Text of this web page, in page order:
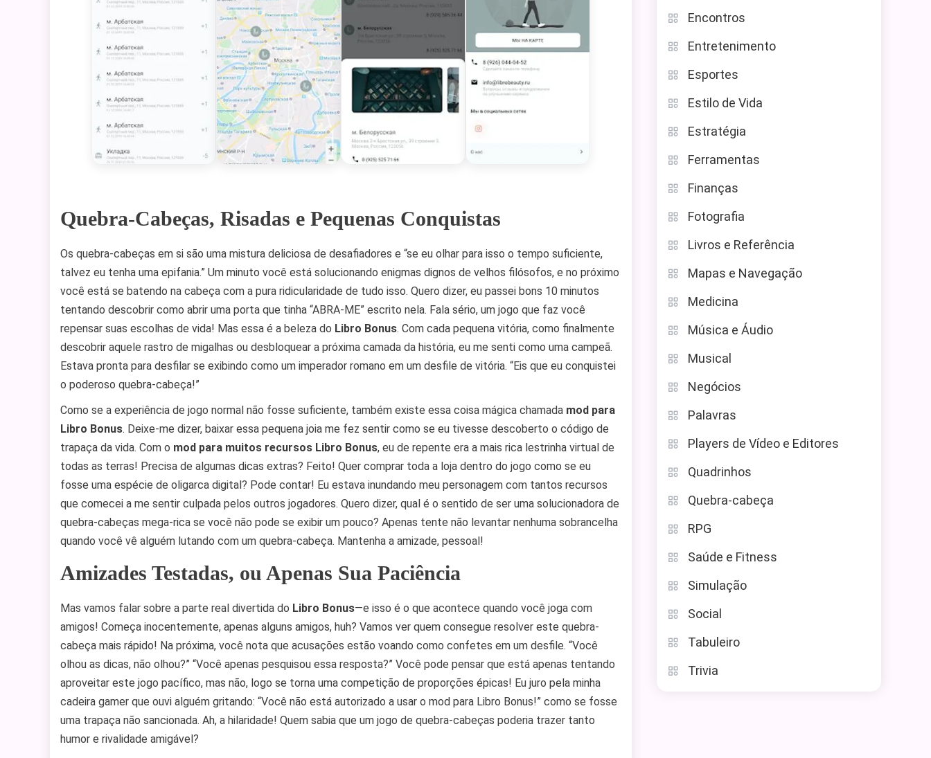
Quebra-Cabeças, Risadas e Pequenas Conquistas
Os quebra-cabeças em si são uma mistura deliciosa de desafiadores e “se eu olhar para isso o tempo suficiente,
talvez eu tenha uma epifania.” Um minuto você está solucionando enigmas dignos de velhos filósofos, e no próximo
você está se batendo na cabeça com a pura ridicularidade de tudo isso. Quero dizer, eu passei bons 10 minutos
tentando descobrir como abrir uma porta que tinha “ABRA-ME” escrito nela. Fala sério, um jogo que faz você
repensar suas escolhas de vida! Mas essa é a beleza do Libro Bonus. Com cada pequena vitória, como finalmente
descobrir aquele rastro de migalhas ou desbloquear a próxima camada da história, eu me senti como uma campeã.
Estava pronta para desfilar se exibindo como um imperador romano em um desfile de vitória. “Eis que eu conquistei
o poderoso quebra-cabeça!”
Como se a experiência de jogo normal não fosse suficiente, também existe essa coisa mágica chamada mod para
Libro Bonus. Deixe-me dizer, baixar essa pequena joia me fez sentir como se eu tivesse descoberto o código de
trapaça da vida. Com o mod para muitos recursos Libro Bonus, eu de repente era a mais rica lestrinha virtual de
todas as terras! Precisa de algumas dicas extras? Feito! Quer comprar toda a loja dentro do jogo como se eu
fosse uma espécie de oligarca digital? Pode contar! Eu estava inundando meu personagem com tantos recursos
que comecei a me sentir culpada pelos outros jogadores. Quero dizer, qual é o sentido de ser uma solucionadora de
quebra-cabeças mega-rica se você não pode se exibir um pouco? Apenas tente não levantar nenhuma sobrancelha
quando você vê alguém lutando com um quebra-cabeça. Mantenha a amizade, pessoal!
Amizades Testadas, ou Apenas Sua Paciência
Mas vamos falar sobre a parte real divertida do Libro Bonus—e isso é o que acontece quando você joga com
amigos! Começa inocentemente, apenas alguns amigos, huh? Vamos ver quem consegue resolver este quebra-
cabeça mais rápido! Na próxima, você nota que acusações estão voando como confetes em um desfile. “Você
olhou as dicas, não olhou?” “Você apenas pesquisou essa resposta?” Você pode pensar que está apenas tentando
aproveitar este jogo pacífico, mas não, logo se torna uma competição de proporções épicas! Eu juro pela minha
cadeira gamer que ouvi alguém gritando: “Você não está autorizado a usar o mod para Libro Bonus!” como se fosse
uma trapaça não sancionada. Ah, a hilaridade! Quem sabia que um jogo de quebra-cabeças poderia trazer tanto
humor e rivalidade amigável?
Encontros
Entretenimento
Esportes
Estilo de Vida
Estratégia
Ferramentas
Finanças
Fotografia
Livros e Referência
Mapas e Navegação
Medicina
Música e Áudio
Musical
Negócios
Palavras
Players de Vídeo e Editores
Quadrinhos
Quebra-cabeça
RPG
Saúde e Fitness
Simulação
Social
Tabuleiro
Trivia